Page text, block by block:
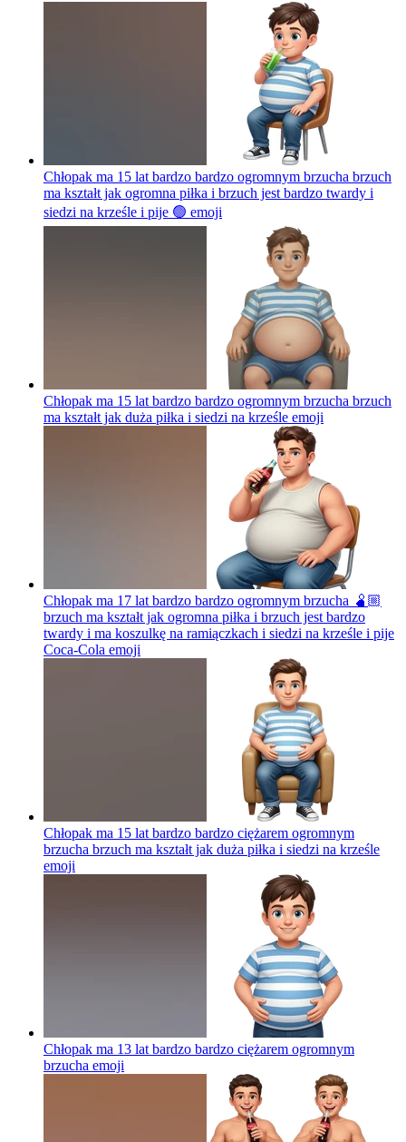
Chłopak ma 15 lat bardzo bardzo ogromnym brzucha brzuch
ma kształt jak ogromna piłka i brzuch jest bardzo twardy i
siedzi na krześle i pije 🟢 emoji
Chłopak ma 15 lat bardzo bardzo ogromnym brzucha brzuch
ma kształt jak duża piłka i siedzi na krześle emoji
Chłopak ma 17 lat bardzo bardzo ogromnym brzucha 🫄🏼
brzuch ma kształt jak ogromna piłka i brzuch jest bardzo
twardy i ma koszulkę na ramiączkach i siedzi na krześle i pije
Coca-Cola emoji
Chłopak ma 15 lat bardzo bardzo ciężarem ogromnym
brzucha brzuch ma kształt jak duża piłka i siedzi na krześle
emoji
Chłopak ma 13 lat bardzo bardzo ciężarem ogromnym
brzucha emoji